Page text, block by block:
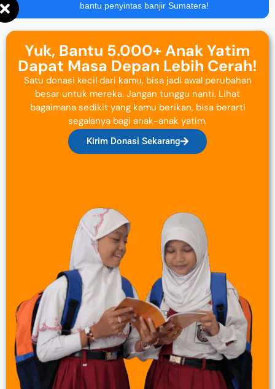
bantu penyintas banjir Sumatera!
Yuk, Bantu 5.000+ Anak Yatim
Dapat Masa Depan Lebih Cerah!
Satu donasi kecil dari kamu, bisa jadi awal perubahan
besar untuk mereka. Jangan tunggu nanti. Lihat
bagaimana sedikit yang kamu berikan, bisa berarti
segalanya bagi anak-anak yatim.
Kirim Donasi Sekarang